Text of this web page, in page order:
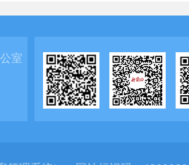
室